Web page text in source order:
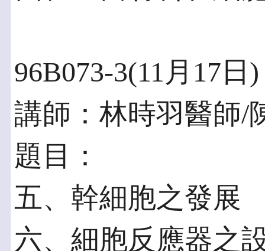
96B073-3(11月17日)
講師：林時羽醫師/
題目：
五、幹細胞之發展
六、細胞反應器之